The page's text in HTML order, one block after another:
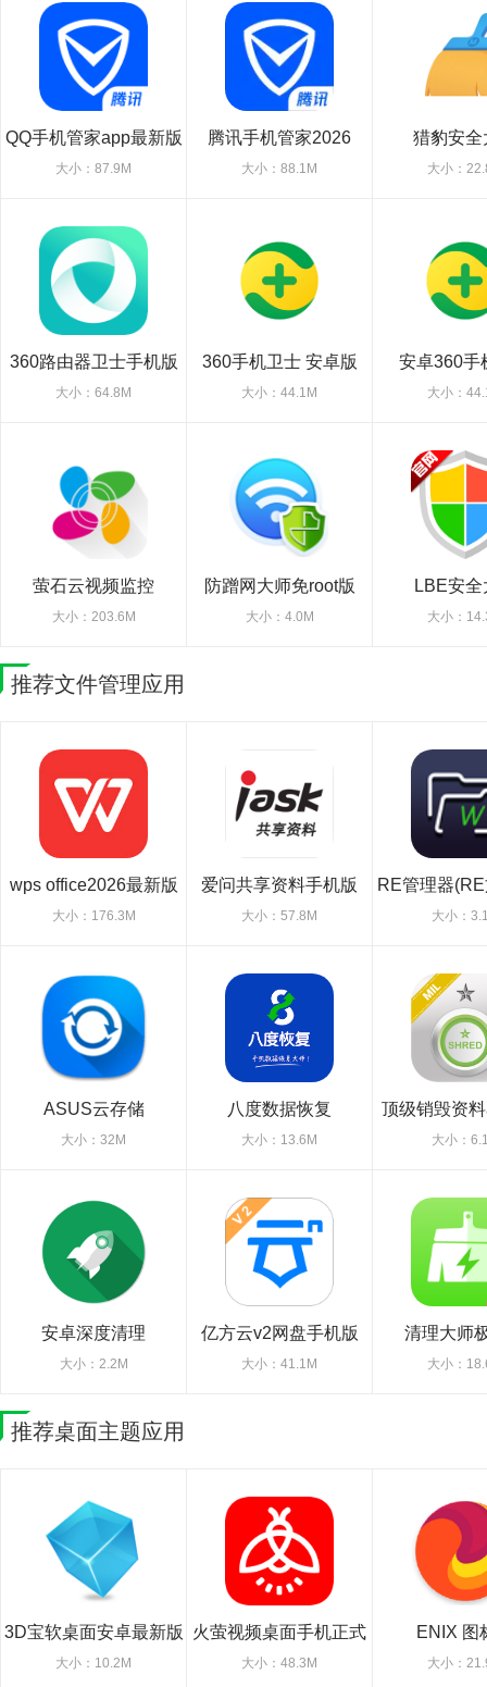
QQ手机管家app最新版
大小：87.9M
腾讯手机管家2026
大小：88.1M
猎豹安全
大小：
360路由器卫士手机版
大小：64.8M
360手机卫士 安卓版
大小：44.1M
安卓360手
大小：
萤石云视频监控
大小：203.6M
防蹭网大师免root版
大小：4.0M
LBE安全
大小：
推荐文件管理应用
wps office2026最新版
大小：176.3M
爱问共享资料手机版
大小：57.8M
RE管理器
器)
大小：
ASUS云存储
（webstorage华硕云
盘）
大小：32M
八度数据恢复
大小：13.6M
顶级销毁资
销毁6军
大小：
安卓深度清理
大小：2.2M
亿方云v2网盘手机版
大小：41.1M
清理大师
大小：
推荐桌面主题应用
3D宝软桌面安卓最新版
大小：10.2M
火萤视频桌面手机正式
版
大小：48.3M
ENIX 图
大小：